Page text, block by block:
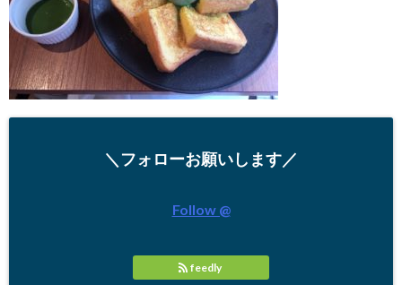
＼フォローお願いします／
Follow @
feedly